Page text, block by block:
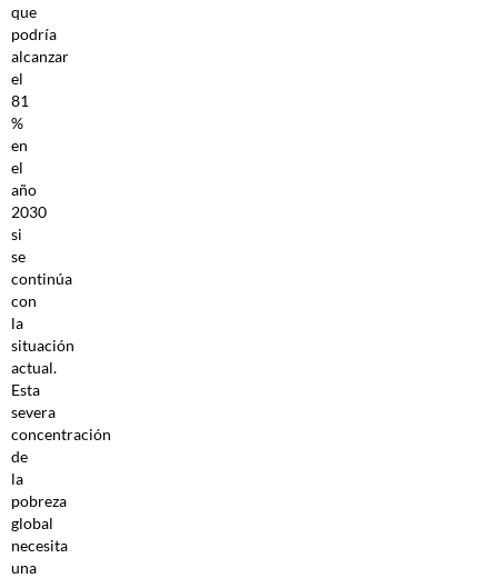
que
podría
alcanzar
el
81
%
en
el
año
2030
si
se
continúa
con
la
situación
actual.
Esta
severa
concentración
de
la
pobreza
global
necesita
una